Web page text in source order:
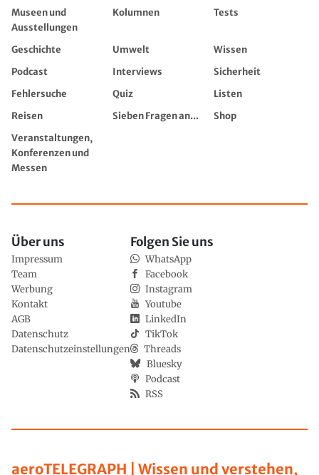
Museen und
Ausstellungen
Kolumnen Tests
Geschichte Umwelt
Wissen
Podcast
Interviews
Sicherheit
Fehlersuche
Quiz
Listen
Reisen
Sieben Fragen an...
Shop
Veranstaltungen,
Konferenzen und
Messen
aeroTELEGRAPH | Wissen und verstehen,
Über uns
Impressum
Team
Werbung
Kontakt
AGB
Datenschutz
Datenschutzeinstellungen
Folgen Sie uns
WhatsApp
Facebook
Instagram
Youtube
LinkedIn
TikTok
Threads
Bluesky
Podcast
RSS